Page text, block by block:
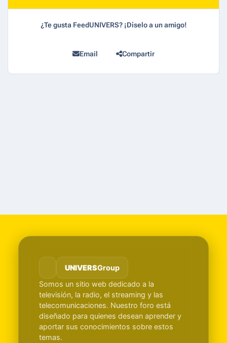
¿Te gusta FeedUNIVERS? ¡Díselo a un amigo!
Email Compartir
UNIVERSGroup
Somos un sitio web dedicado a la
televisión, la radio, el streaming y las
telecomunicaciones. Nuestro foro está
diseñado para quienes desean aprender y
aportar sus conocimientos sobre estos
temas.